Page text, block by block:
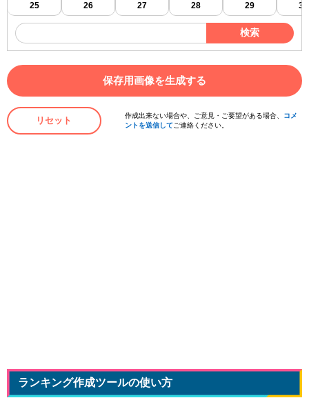
25 26 27 28 29 30
検索
保存用画像を生成する
リセット 作成出来ない場合や、ご意見・ご要望がある場合、 コメ
ントを送信してご連絡ください。
ランキング作成ツールの使い方